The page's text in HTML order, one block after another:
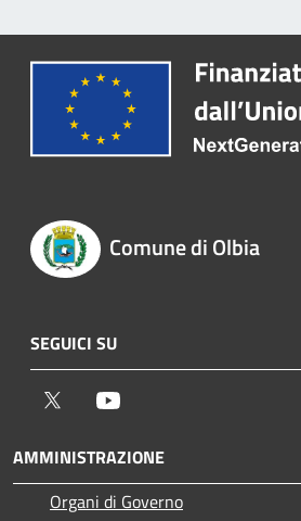
Comune di Olbia
SEGUICI SU
Twitter
AMMINISTRAZIONE
Organi di Governo